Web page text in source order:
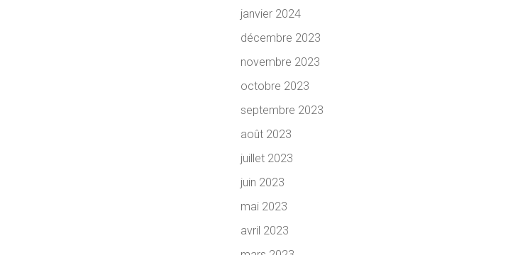
janvier 2024
décembre 2023
novembre 2023
octobre 2023
septembre 2023
août 2023
juillet 2023
juin 2023
mai 2023
avril 2023